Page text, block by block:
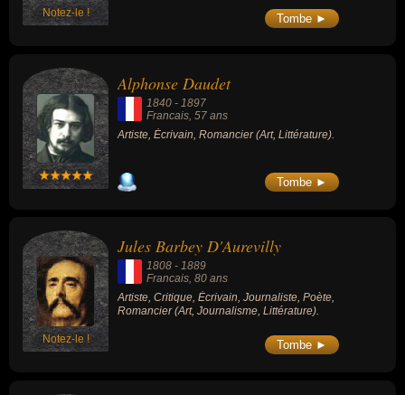
Notez-le ! Tombe ►
Alphonse Daudet
1840 - 1897
Francais , 57 ans
Artiste, Écrivain, Romancier (Art, Littérature).
Tombe ►
Notez-le !
Jules Barbey D'Aurevilly
1808 - 1889
Francais, 80 ans
Artiste, Critique, Écrivain, Journaliste, Poète,
Romancier (Art, Journalisme, Littérature).
Tombe ►